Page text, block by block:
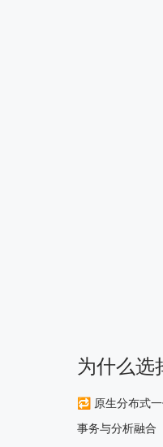
为什么选
🔁 原生分布式
事务与分析融合